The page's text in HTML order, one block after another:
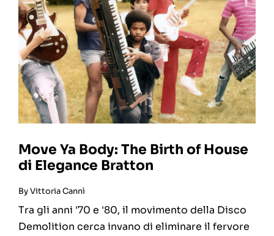
Move Ya Body: The Birth of House
di Elegance Bratton
ByVittoria Cannì
Tra gli anni '70 e '80, il movimento della Disco
Demolition cerca invano di eliminare il fervore